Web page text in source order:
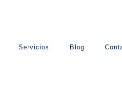
Servicios Blog